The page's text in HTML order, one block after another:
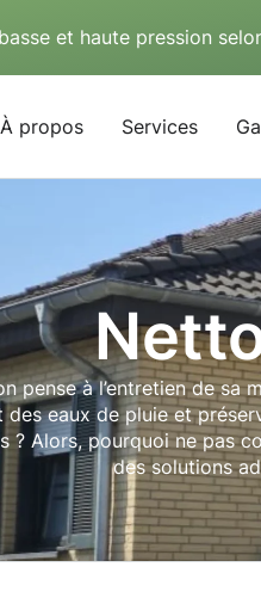
et haute pression
À propos Services
pense à l’entretien de
des eaux de pluie et
? Alors, pourquoi ne pas
des solutions